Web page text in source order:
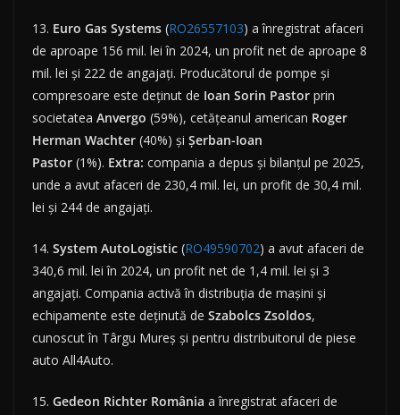
13. Euro Gas Systems (RO26557103) a înregistrat afaceri
de aproape 156 mil. lei în 2024, un profit net de aproape 8
mil. lei și 222 de angajați. Producătorul de pompe și
compresoare este deținut de Ioan Sorin Pastor prin
societatea Anvergo (59%), cetățeanul american Roger
Herman Wachter (40%) și Șerban-Ioan
Pastor (1%). Extra: compania a depus și bilanțul pe 2025,
unde a avut afaceri de 230,4 mil. lei, un profit de 30,4 mil.
lei și 244 de angajați.
14. System AutoLogistic (RO49590702) a avut afaceri de
340,6 mil. lei în 2024, un profit net de 1,4 mil. lei și 3
angajați. Compania activă în distribuția de mașini și
echipamente este deținută de Szabolcs Zsoldos,
cunoscut în Târgu Mureș și pentru distribuitorul de piese
auto All4Auto.
15. Gedeon Richter România a înregistrat afaceri de